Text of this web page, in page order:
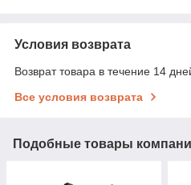
Условия возврата
Возврат товара в течение 14
Все условия возврата
Подобные товары